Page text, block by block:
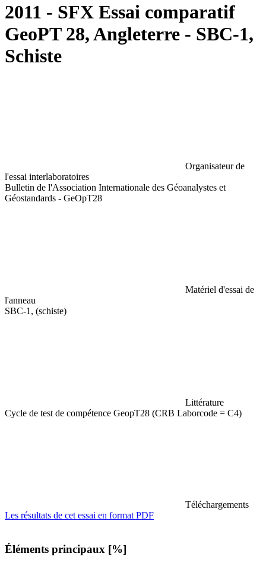
2011 - SFX Essai comparatif
GeoPT 28, Angleterre - SBC-1,
Schiste
Organisateur de
l'essai interlaboratoires
Bulletin de l'Association Internationale des Géoanalystes et
Géostandards - GeOpT28
Matériel d'essai de
l'anneau
SBC-1, (schiste)
Littérature
Cycle de test de compétence GeopT28 (CRB Laborcode = C4)
Téléchargements
Les résultats de cet essai en format PDF
Éléments principaux [%]